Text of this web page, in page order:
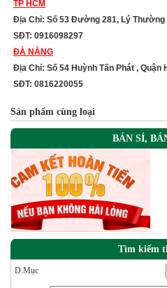
TP HCM
Địa Chỉ: Số 53 Đường 281, Lý Thường
SĐT: 0916098297
ĐÀ NẴNG
Địa Chỉ: Số 54 Huỳnh Tấn Phát , Quận
SĐT: 0816220055
Sản phẩm cùng loại
BÁN SỈ,
Tìm kiếm
D.Mục